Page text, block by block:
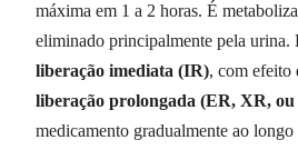
máxima em 1 a 2 horas. É
eliminado principalmente pela urina.
liberação imediata (IR), com efeito
liberação prolongada (ER, XR,
medicamento gradualmente ao